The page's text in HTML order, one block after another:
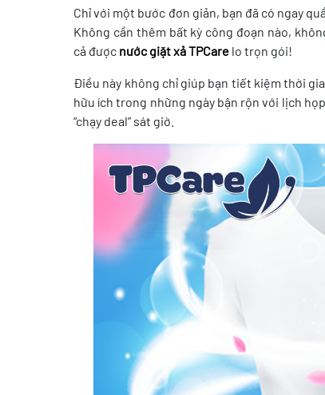
Chỉ với một bước đơn giản, bạn đã có ngay
Không cần thêm bất kỳ công đoạn nào,
cả được nước giặt xảTPCare lo trọn gói!
Điều này không chỉ giúp bạn tiết kiệm thời
hữu ích trong những ngày bận rộn với lịch
“chạy deal” sát giờ.